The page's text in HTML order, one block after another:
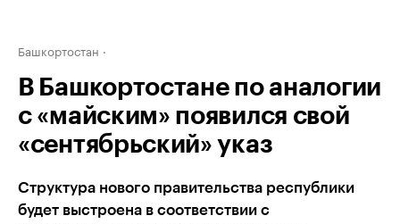
Башкортостан
В Башкортостане по аналогии
с «майским» появился свой
«сентябрьский» указ
Структура нового правительства республики
будет выстроена в соответствии с